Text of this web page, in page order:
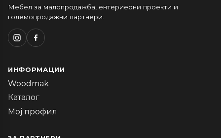
Мебел за малопродажба, ентериерни проекти и
големопродажни партнери.
ИНФОРМАЦИИ
Woodmak
Каталог
Мој профил